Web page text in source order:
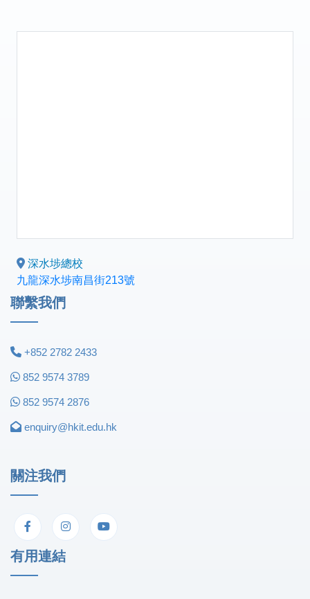
深水埗總校
九龍深水埗南昌街213號
聯繫我們
+852 2782 2433
852 9574 3789
852 9574 2876
enquiry@hkit.edu.hk
關注我們
有用連結